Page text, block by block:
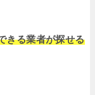
きる業者が探せる